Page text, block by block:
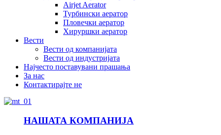
Airjet Aerator
Турбински аератор
Пловечки аератор
Хируршки аератор
Вести
Вести од компанијата
Вести од индустријата
Најчесто поставувани прашања
За нас
Контактирајте не
НАШАТА КОМПАНИЈА